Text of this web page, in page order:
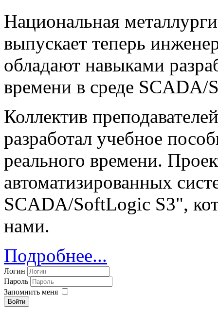
Национальная
выпускает теперь
обладают навыками
времени в среде
Коллектив
разработал учебное
реального времени.
автоматизированных
SCADA/SoftLogic S3",
нами.
Подробнее...
Логин
Пароль
Запомнить меня
Войти